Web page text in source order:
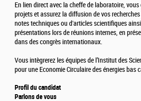
En lien direct avec la cheffe de laboratoire,
projets et assurez la diffusion de vos
notes techniques ou d'articles scientifiques
présentations lors de réunions internes, en
dans des congrès internationaux.
Vous intègrerez les équipes de l’Institut des
pour une Economie Circulaire des énergies bas
Profil du candidat
Parlons de vous